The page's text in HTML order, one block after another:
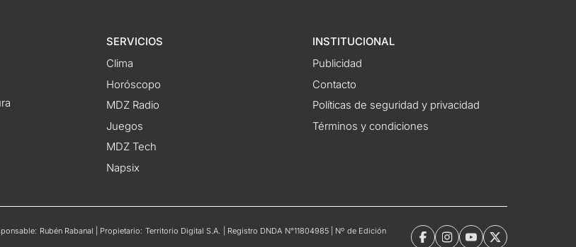
SERVICIOS
Clima
Horóscopo
MDZ Radio
Juegos
MDZ Tech
Napsix
INSTITUCIONAL
Publicidad
Contacto
Políticas de seguridad y privacidad
Términos y condiciones
Rubén Rabanal | Propietario: Territorio Digital S.A. | Registro DNDA N°11804985 | Nº de Edición